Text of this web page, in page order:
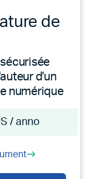
de
d'un
numérique
/ anno